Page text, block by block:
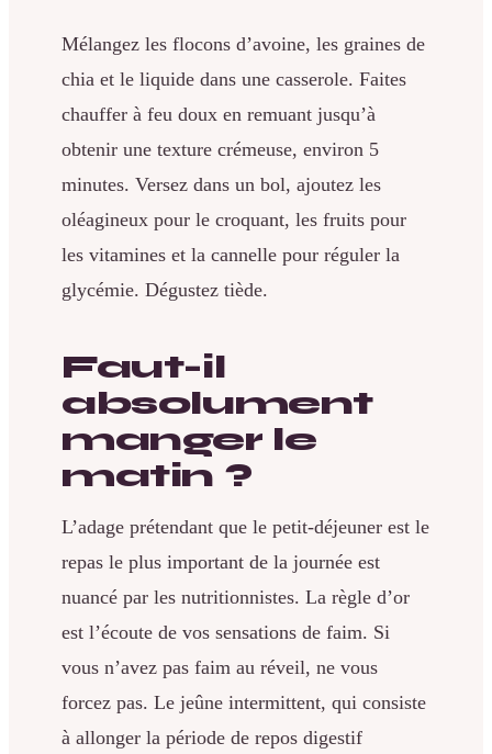
Mélangez les flocons d’avoine, les graines de
chia et le liquide dans une casserole. Faites
chauffer à feu doux en remuant jusqu’à
obtenir une texture crémeuse, environ 5
minutes. Versez dans un bol, ajoutez les
oléagineux pour le croquant, les fruits pour
les vitamines et la cannelle pour réguler la
glycémie. Dégustez tiède.
Faut-il
absolument
manger le
matin ?
L’adage prétendant que le petit-déjeuner est le
repas le plus important de la journée est
nuancé par les nutritionnistes. La règle d’or
est l’écoute de vos sensations de faim. Si
vous n’avez pas faim au réveil, ne vous
forcez pas. Le jeûne intermittent, qui consiste
à allonger la période de repos digestif